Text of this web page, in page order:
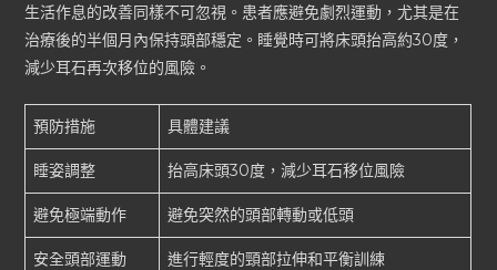
生活作息的改善同樣不可忽視。患者應避免劇烈運動，尤其是在
治療後的半個月內保持頭部穩定。睡覺時可將床頭抬高約30度，
減少耳石再次移位的風險。
預防措施 具體建議
睡姿調整 抬高床頭30度，減少耳石移位風險
避免極端動作 避免突然的頭部轉動或低頭
安全頭部運動 進行輕度的頸部拉伸和平衡訓練